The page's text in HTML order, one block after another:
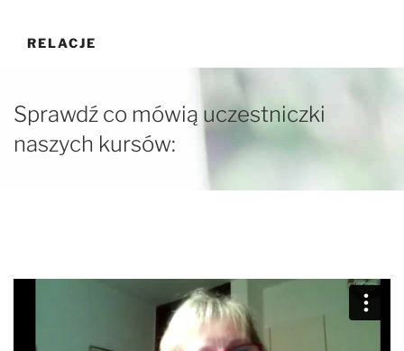
treści
RELACJE
Sprawdź co mówią uczestniczki
naszych kursów: